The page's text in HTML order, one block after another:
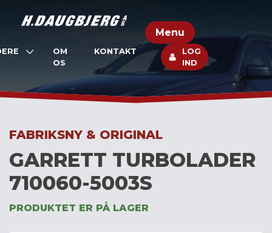
Menu
OM
OS
KONTAKT
LOG
IND
FABRIKSNY & ORIGINAL
GARRETT TURBOLADER
710060-5003S
PRODUKTET ER PÅ LAGER